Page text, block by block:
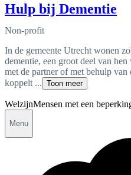
Hulp bij Dementie
Non-profit
In de gemeente Utrecht wonen
dementie, een groot deel van
met de partner of met behulp
koppelt ... Toon meer
WelzijnMensen met een
Menu